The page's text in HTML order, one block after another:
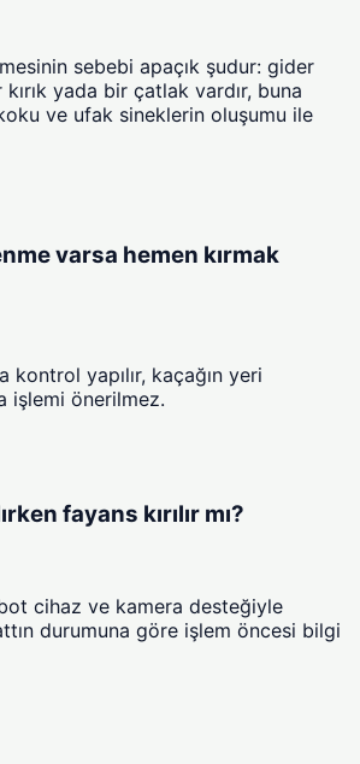
sebebi apaçık şudur: gider
kırık yada bir çatlak vardır, buna
ve ufak sineklerin oluşumu ile
varsa hemen kırmak
kontrol yapılır, kaçağın yeri
işlemi önerilmez.
fayans kırılır mı?
cihaz ve kamera desteğiyle
durumuna göre işlem öncesi bilgi